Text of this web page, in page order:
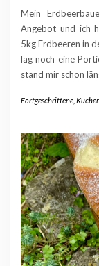
Mein
Angebot und ich
5kg Erdbeeren in
lag noch eine
stand mir schon
Fortgeschrittene